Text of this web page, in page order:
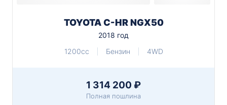
TOYOTA C-HR NGX50
2018 год
1200cc
Бензин 4WD
1 314 200 ₽
Полная пошлина